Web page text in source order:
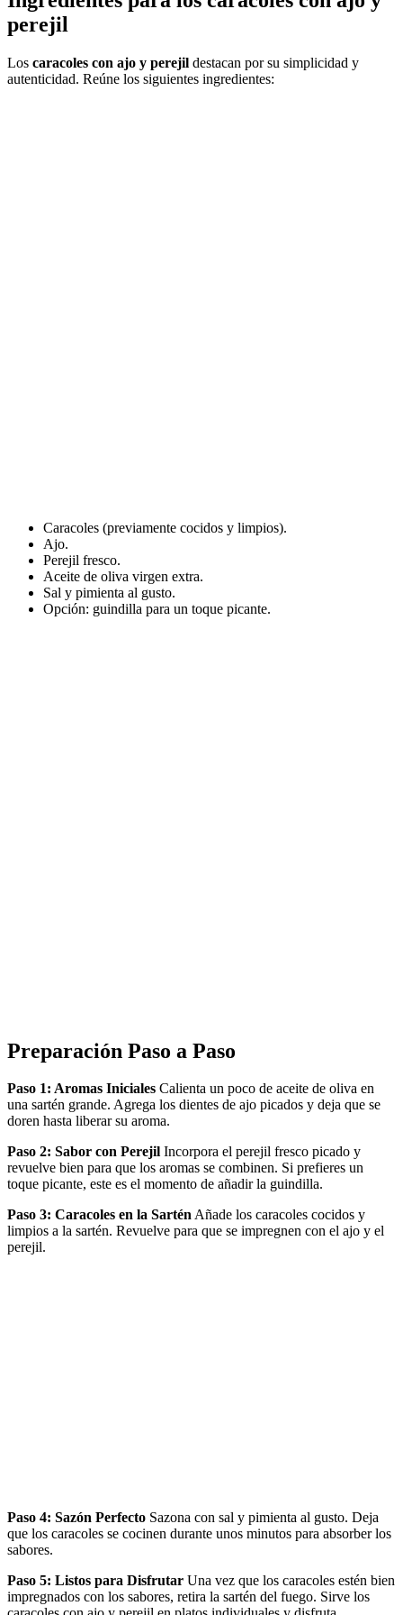
perejil
Los caracoles con ajo y perejil destacan por su simplicidad y
autenticidad. Reúne los siguientes ingredientes:
Caracoles (previamente cocidos y limpios).
Ajo.
Perejil fresco.
Aceite de oliva virgen extra.
Sal y pimienta al gusto.
Opción: guindilla para un toque picante.
Preparación Paso a Paso
Paso 1: Aromas Iniciales Calienta un poco de aceite de oliva en
una sartén grande. Agrega los dientes de ajo picados y deja que se
doren hasta liberar su aroma.
Paso 2: Sabor con Perejil Incorpora el perejil fresco picado y
revuelve bien para que los aromas se combinen. Si prefieres un
toque picante, este es el momento de añadir la guindilla.
Paso 3: Caracoles en la SarténAñade los caracoles cocidos y
limpios a la sartén. Revuelve para que se impregnen con el ajo y el
perejil.
Paso 4: Sazón Perfecto Sazona con sal y pimienta al gusto. Deja
que los caracoles se cocinen durante unos minutos para absorber los
sabores.
Paso 5: Listos para Disfrutar Una vez que los caracoles estén bien
impregnados con los sabores, retira la sartén del fuego. Sirve los